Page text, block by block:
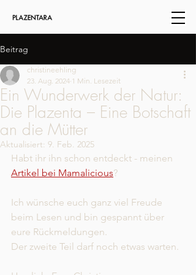
Beitrag
Ein Wunderwerk der Natur:
Die Plazenta – Eine Botschaft
an die Mütter
christineehling
23. Aug. 2024 1 Min. Lesezeit
Aktualisiert: 9. Feb. 2025
Habt ihr ihn schon entdeckt - meinen
Artikel bei Mamalicious?
Ich wünsche euch ganz viel Freude
beim Lesen und bin gespannt über
eure Rückmeldungen.
Der zweite Teil darf noch etwas warten.